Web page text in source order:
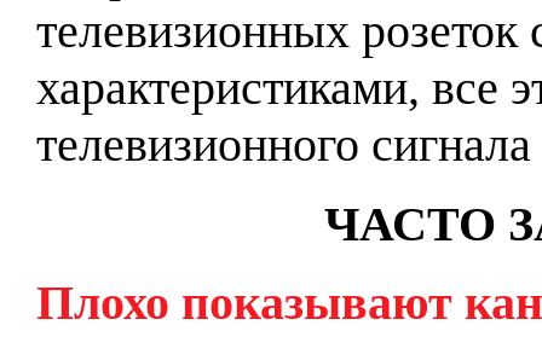
телевизионных
характеристиками, все
телевизионного сигнала
ЧАСТО
Плохо показывают